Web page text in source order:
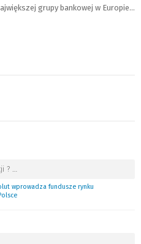
grupy bankowej w Europie…
?
wprowadza fundusze rynku